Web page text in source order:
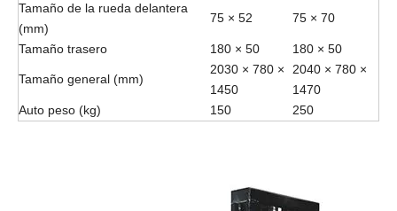
Tamaño de la rueda delantera
(mm)
75 × 52 75 × 70
Tamaño trasero 180 × 50 180 × 50
Tamaño general (mm)
2030 × 780 ×
1450
2040 × 780 ×
1470
Auto peso (kg)
150 250